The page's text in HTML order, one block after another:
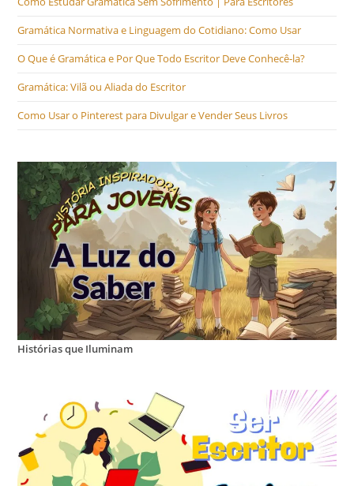
Gramática Normativa e Linguagem do Cotidiano: Como Usar
O Que é Gramática e Por Que Todo Escritor Deve Conhecê-la?
Gramática: Vilã ou Aliada do Escritor
Como Usar o Pinterest para Divulgar e Vender Seus Livros
Histórias que Iluminam